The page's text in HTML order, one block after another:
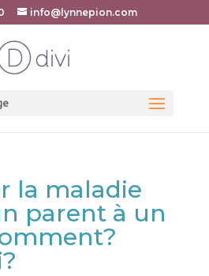
info@lynnepion.com
la maladie
parent à un